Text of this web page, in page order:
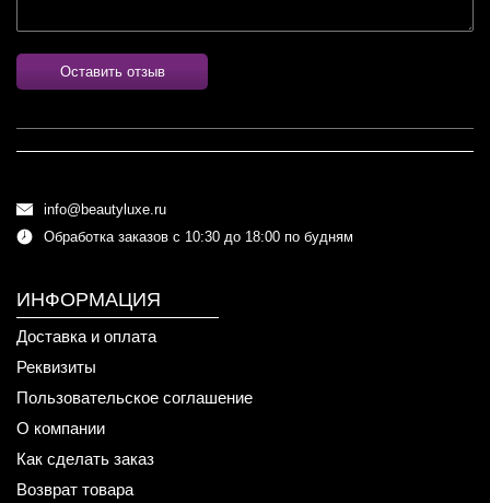
Оставить отзыв
info@beautyluxe.ru
Обработка заказов с 10:30 до 18:00 по будням
ИНФОРМАЦИЯ
Доставка и оплата
Реквизиты
Пользовательское соглашение
О компании
Как сделать заказ
Возврат товара